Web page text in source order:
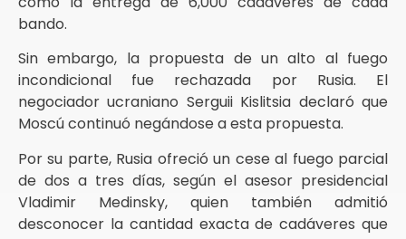
bando.
Sin embargo, la propuesta de un alto al fuego
incondicional fue rechazada por Rusia. El
negociador ucraniano Serguii Kislitsia declaró que
Moscú continuó negándose a esta propuesta.
Por su parte, Rusia ofreció un cese al fuego parcial
de dos a tres días, según el asesor presidencial
Vladimir Medinsky, quien también admitió
desconocer la cantidad exacta de cadáveres que